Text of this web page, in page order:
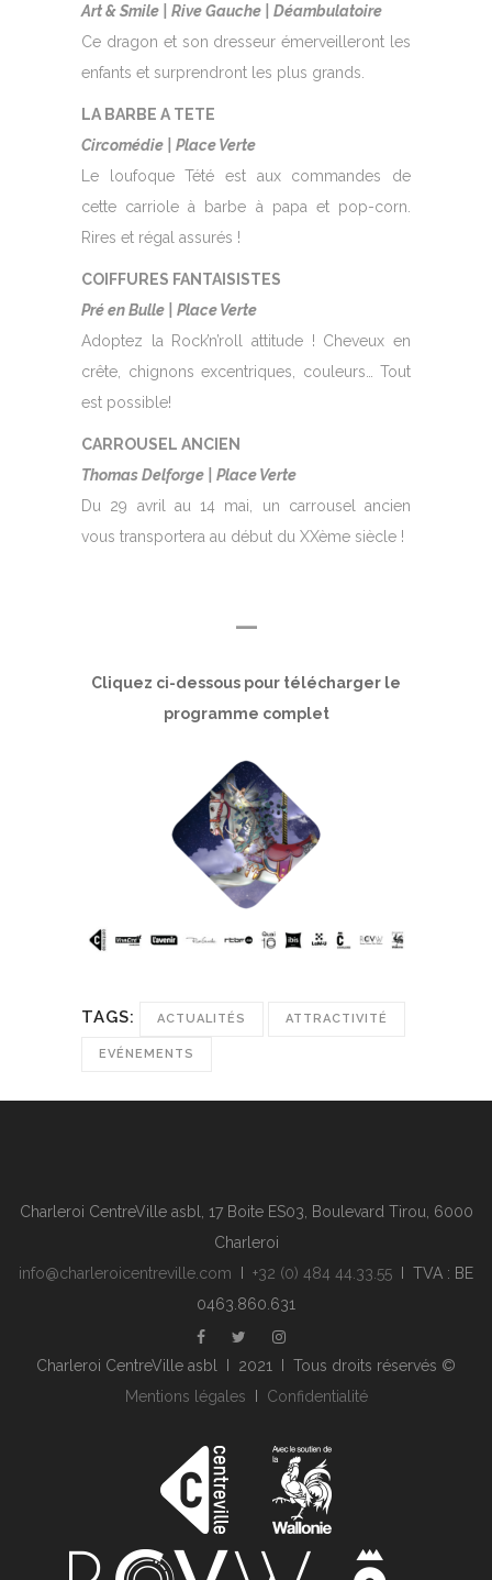
Art & Smile | Rive Gauche | Déambulatoire
Ce dragon et son dresseur émerveilleront les
enfants et surprendront les plus grands.
LA BARBE A TETE
Circomédie | Place Verte
Le loufoque Tété est aux commandes de
cette carriole à barbe à papa et pop-corn.
Rires et régal assurés !
COIFFURES FANTAISISTES
Pré en Bulle |
Place Verte
Adoptez la Rock’n’roll attitude ! Cheveux en
crête, chignons excentriques, couleurs… Tout
est possible!
CARROUSEL ANCIEN
Thomas Delforge | Place Verte
Du 29 avril au 14 mai, un carrousel ancien
vous transportera au début du XXème siècle !
—
Cliquez ci-dessous pour télécharger le
programme complet
TAGS: ACTUALITÉS ATTRACTIVITÉ
EVÉNEMENTS
Charleroi CentreVille asbl, 17 Boite ES03, Boulevard Tirou, 6000
Charleroi
info@charleroicentreville.com
+32 (0) 484 44.33.55 I TVA : BE
0463.860.631
Charleroi CentreVille asbl I 2021 I Tous droits réservés ©
Mentions légales
Confidentialité